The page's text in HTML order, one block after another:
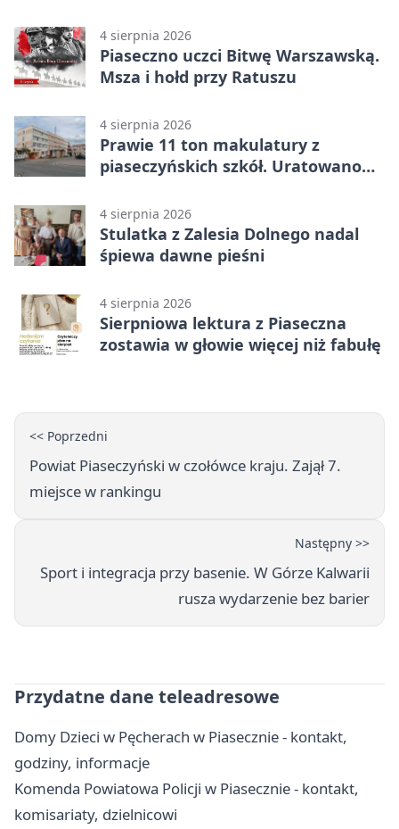
4 sierpnia 2026
Piaseczno uczci Bitwę Warszawską.
Msza i hołd przy Ratuszu
4 sierpnia 2026
Prawie 11 ton makulatury z
piaseczyńskich szkół. Uratowano
4 sierpnia 2026
Stulatka z Zalesia Dolnego nadal
śpiewa dawne pieśni
4 sierpnia 2026
Sierpniowa lektura z Piaseczna
zostawia w głowie więcej niż fabułę
<< Poprzedni
Powiat Piaseczyński w czołówce kraju. Zajął 7.
miejsce w rankingu
Następny >>
Sport i integracja przy basenie. W Górze Kalwarii
rusza wydarzenie bez barier
Przydatne dane teleadresowe
Domy Dzieci w Pęcherach w Piasecznie - kontakt,
godziny, informacje
Komenda Powiatowa Policji w Piasecznie - kontakt,
komisariaty, dzielnicowi